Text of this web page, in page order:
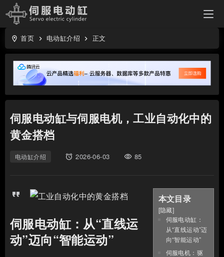
location_on 首页 keyboard_arrow_right 电动缸介绍 keyboard_arrow_right 正文
伺服电动缸与伺服电机，工业自动化中的
黄金搭档
电动缸介绍 access_alarms 2026-06-03 visibility 85
本文目录
[隐藏]
伺服电动缸：
从“直线运动”迈
向“智能运动”
伺服电机：驱
伺服电动缸：从“直线运
动”迈向“智能运动”